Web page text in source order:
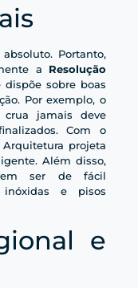
Portanto,
a Resolução
dispõe sobre boas
Por exemplo, o
jamais deve
Com o
projeta
Além disso,
ser de fácil
inóxidas e pisos
e